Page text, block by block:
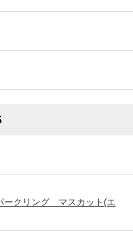
ークリング マスカット(エ